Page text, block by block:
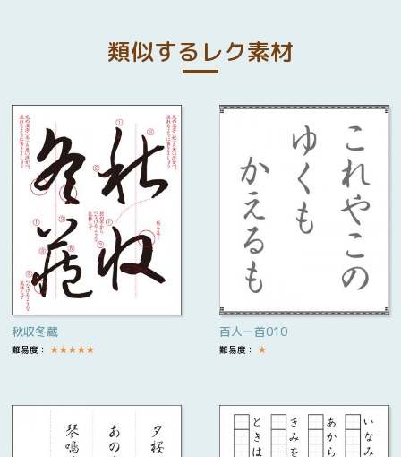
類似するレク素材
秋収冬蔵
難易度： ★★★★★
百人一首010
難易度： ★